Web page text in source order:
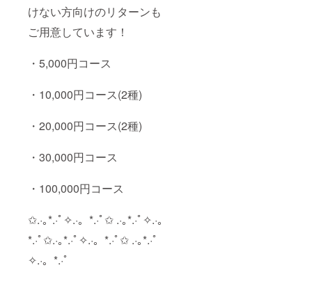
けない方向けのリターンも
ご用意しています！
・5,000円コース
・10,000円コース(2種)
・20,000円コース(2種)
・30,000円コース
・100,000円コース
✩.·｡*.·ﾟ✧.·。*.·ﾟ✩ .·｡*.·ﾟ✧.·。
*.·ﾟ✩.·｡*.·ﾟ✧.·。*.·ﾟ✩ .·｡*.·ﾟ
✧.·。*.·ﾟ